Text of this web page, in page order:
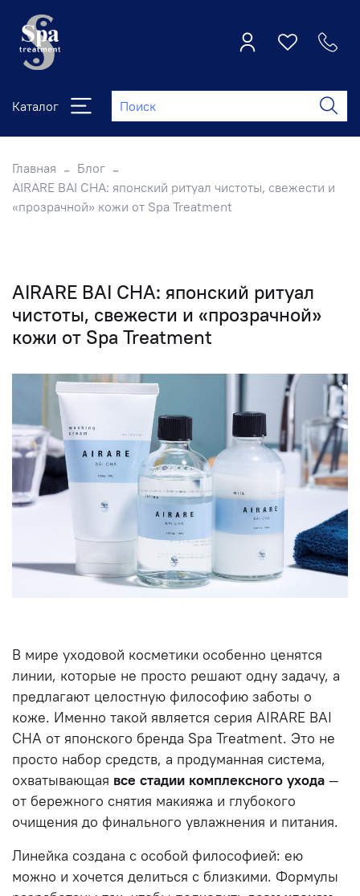
Каталог
Главная
Блог
AIRARE BAI CHA: японский ритуал чистоты, свежести и
«прозрачной» кожи от Spa Treatment
AIRARE BAI CHA: японский ритуал
чистоты, свежести и «прозрачной»
кожи от Spa Treatment
В мире уходовой косметики особенно ценятся
линии, которые не просто решают одну задачу, а
предлагают целостную философию заботы о
коже. Именно такой является серия AIRARE BAI
CHA от японского бренда Spa Treatment. Это не
просто набор средств, а продуманная система,
охватывающая все стадии комплексного ухода —
от бережного снятия макияжа и глубокого
очищения до финального увлажнения и питания.
Линейка создана с особой философией: ею
можно и хочется делиться с близкими. Формулы